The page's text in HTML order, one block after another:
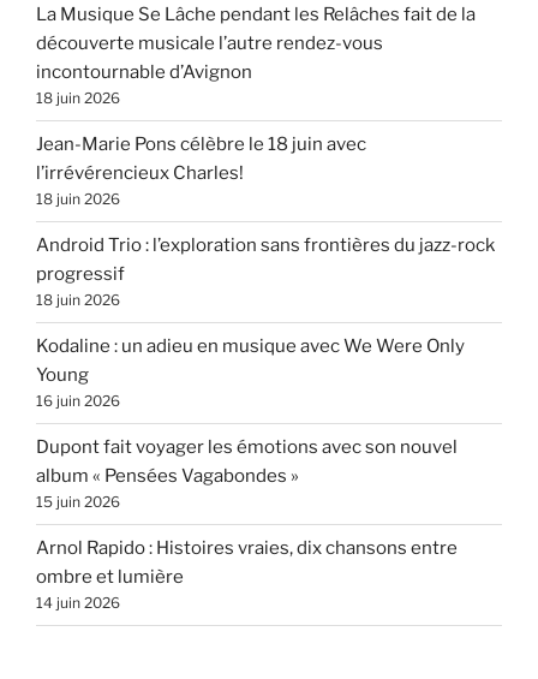
La Musique Se Lâche pendant les Relâches fait de la
découverte musicale l’autre rendez-vous
incontournable d’Avignon
18 juin 2026
Jean-Marie Pons célèbre le 18 juin avec
l’irrévérencieux Charles!
18 juin 2026
Android Trio : l’exploration sans frontières du jazz-rock
progressif
18 juin 2026
Kodaline : un adieu en musique avec We Were Only
Young
16 juin 2026
Dupont fait voyager les émotions avec son nouvel
album « Pensées Vagabondes »
15 juin 2026
Arnol Rapido : Histoires vraies, dix chansons entre
ombre et lumière
14 juin 2026